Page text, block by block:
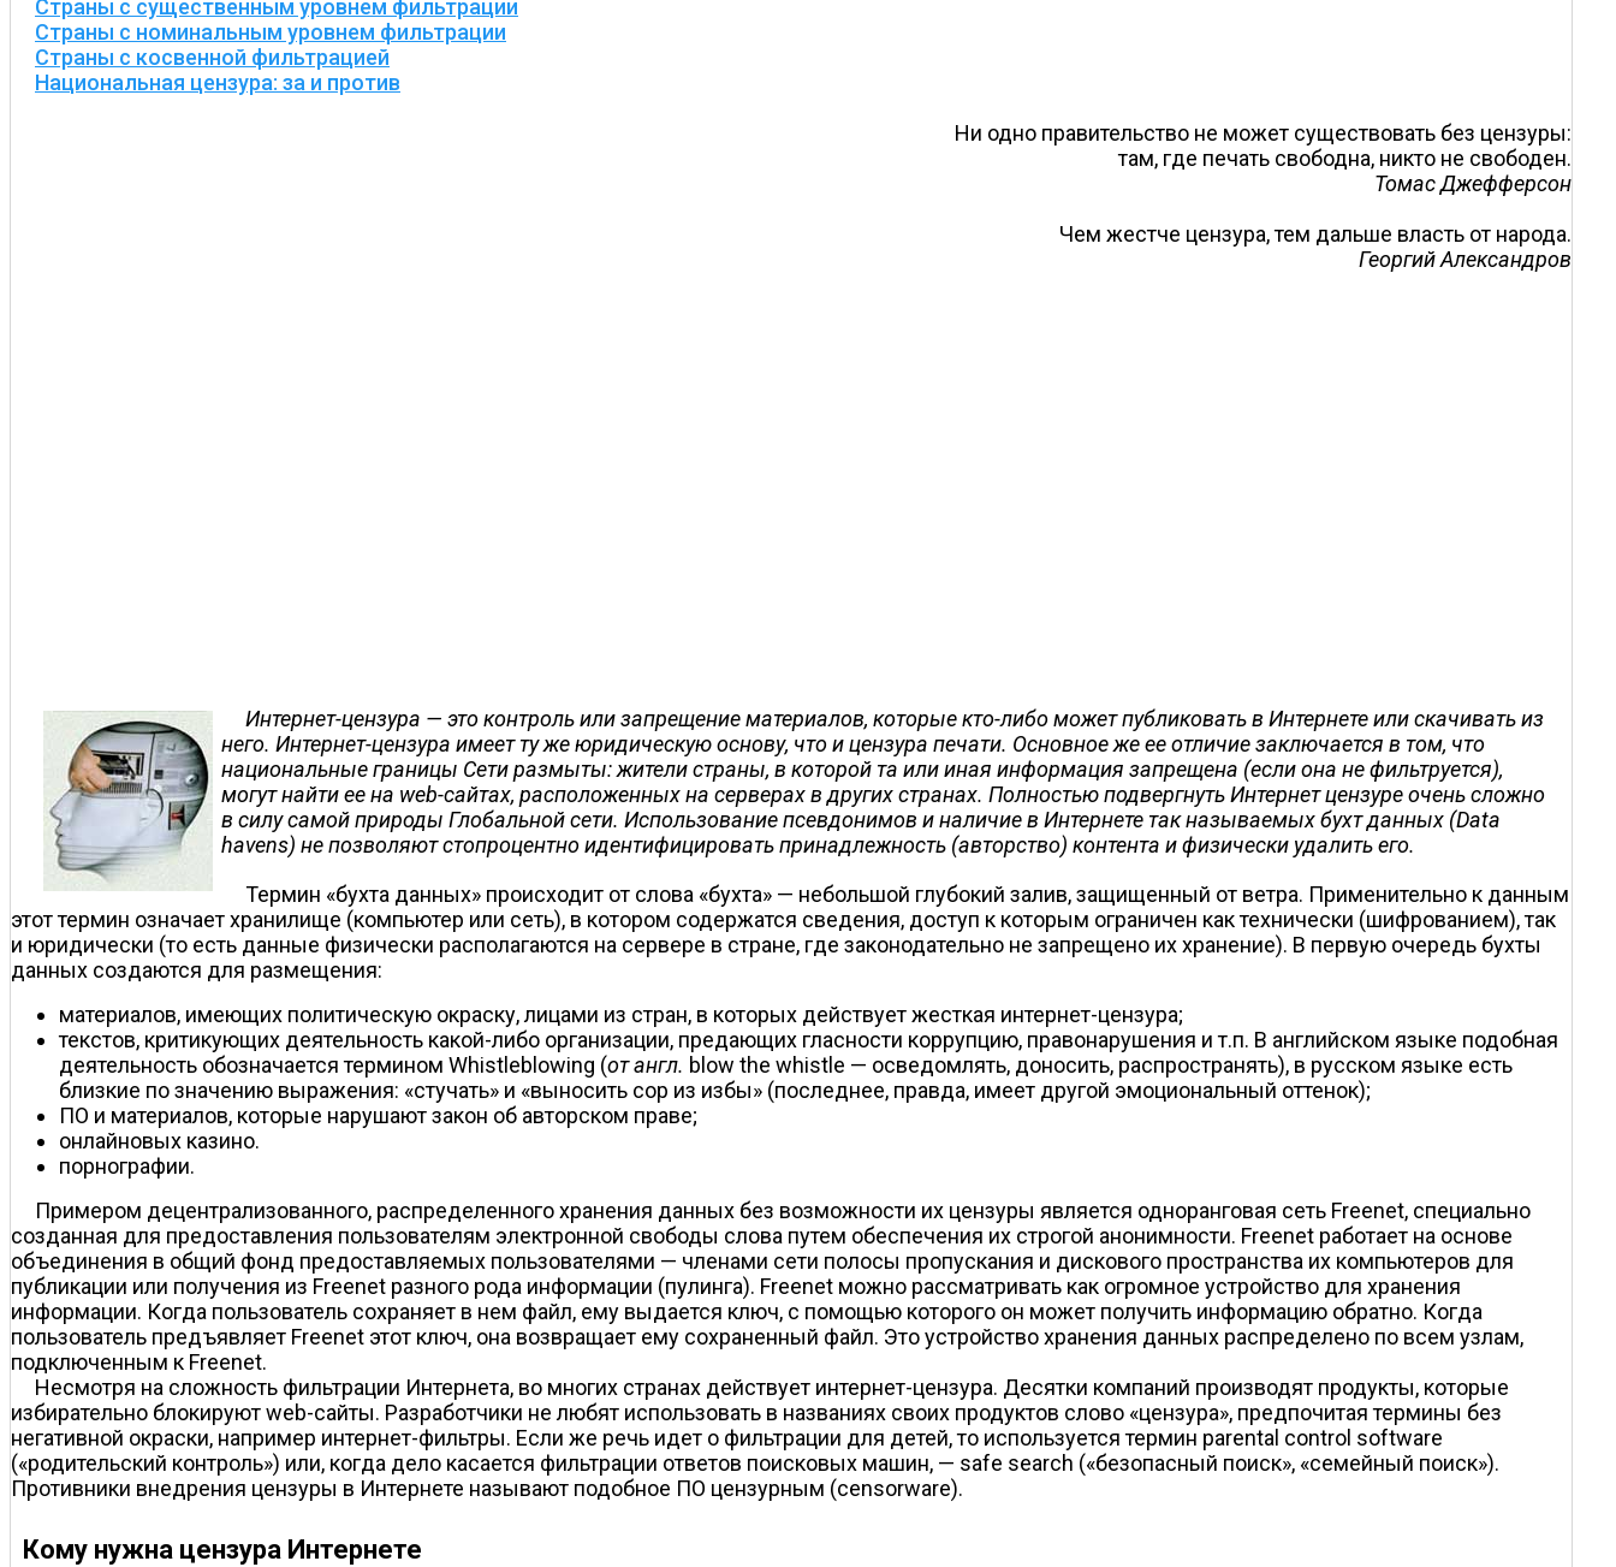
Страны с существенным уровнем фильтрации
Страны с номинальным уровнем фильтрации
Страны с косвенной фильтрацией
Национальная цензура: за и против
Ни одно правительство не может существовать без цензуры:
там, где печать свободна, никто не свободен.
Томас Джефферсон
Чем жестче цензура, тем дальше власть от народа.
Георгий Александров
Интернет-цензура — это контроль или запрещение материалов, которые кто-либо может публиковать в Интернете или скачивать из
него. Интернет-цензура имеет ту же юридическую основу, что и цензура печати. Основное же ее отличие заключается в том, что
национальные границы Сети размыты: жители страны, в которой та или иная информация запрещена (если она не фильтруется),
могут найти ее на web-сайтах, расположенных на серверах в других странах. Полностью подвергнуть Интернет цензуре очень сложно
в силу самой природы Глобальной сети. Использование псевдонимов и наличие в Интернете так называемых бухт данных (Data
havens) не позволяют стопроцентно идентифицировать принадлежность (авторство) контента и физически удалить его.
Термин «бухта данных» происходит от слова «бухта» — небольшой глубокий залив, защищенный от ветра. Применительно к данным
этот термин означает хранилище (компьютер или сеть), в котором содержатся сведения, доступ к которым ограничен как технически (шифрованием), так
и юридически (то есть данные физически располагаются на сервере в стране, где законодательно не запрещено их хранение). В первую очередь бухты
данных создаются для размещения:
материалов, имеющих политическую окраску, лицами из стран, в которых действует жесткая интернет-цензура;
текстов, критикующих деятельность какой-либо организации, предающих гласности коррупцию, правонарушения и т.п. В английском языке подобная
деятельность обозначается термином Whistleblowing (от англ. blow the whistle — осведомлять, доносить, распространять), в русском языке есть
близкие по значению выражения: «стучать» и «выносить сор из избы» (последнее, правда, имеет другой эмоциональный оттенок);
ПО и материалов, которые нарушают закон об авторском праве;
онлайновых казино.
порнографии.
Примером децентрализованного, распределенного хранения данных без возможности их цензуры является одноранговая сеть Freenet, специально
созданная для предоставления пользователям электронной свободы слова путем обеспечения их строгой анонимности. Freenet работает на основе
объединения в общий фонд предоставляемых пользователями — членами сети полосы пропускания и дискового пространства их компьютеров для
публикации или получения из Freenet разного рода информации (пулинга). Freenet можно рассматривать как огромное устройство для хранения
информации. Когда пользователь сохраняет в нем файл, ему выдается ключ, с помощью которого он может получить информацию обратно. Когда
пользователь предъявляет Freenet этот ключ, она возвращает ему сохраненный файл. Это устройство хранения данных распределено по всем узлам,
подключенным к Freenet.
Несмотря на сложность фильтрации Интернета, во многих странах действует интернет-цензура. Десятки компаний производят продукты, которые
избирательно блокируют web-сайты. Разработчики не любят использовать в названиях своих продуктов слово «цензура», предпочитая термины без
негативной окраски, например интернет-фильтры. Если же речь идет о фильтрации для детей, то используется термин parental control software
(«родительский контроль») или, когда дело касается фильтрации ответов поисковых машин, — safe search («безопасный поиск», «семейный поиск»).
Противники внедрения цензуры в Интернете называют подобное ПО цензурным (censorware).
Кому нужна цензура Интернете